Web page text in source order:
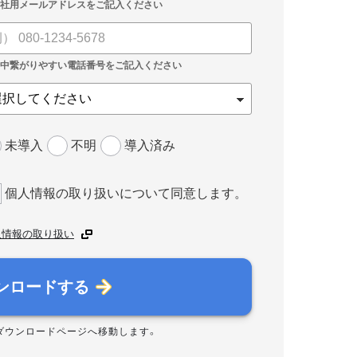
未導入 不明 導入済み
個人情報の取り扱いについて同意します。
報の取り扱い
ロードする
ウンロードページへ移動します。